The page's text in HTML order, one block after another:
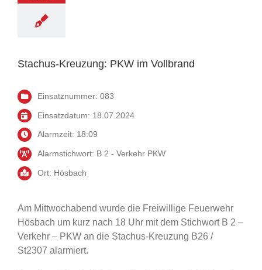
Stachus-Kreuzung: PKW im Vollbrand
Einsatznummer: 083
Einsatzdatum: 18.07.2024
Alarmzeit: 18:09
Alarmstichwort: B 2 - Verkehr PKW
Ort: Hösbach
Am Mittwochabend wurde die Freiwillige Feuerwehr
Hösbach um kurz nach 18 Uhr mit dem Stichwort B 2 –
Verkehr – PKW an die Stachus-Kreuzung B26 /
St2307 alarmiert.